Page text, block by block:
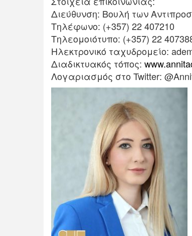
Διεύθυνση: Βουλή των
Τηλέφωνο: (+357) 22 407210
Τηλεομοιότυπο: (+357) 22
Ηλεκτρονικό ταχυδρομείο:
Διαδικτυακός τόπος:
Λογαριασμός στο Twitter: